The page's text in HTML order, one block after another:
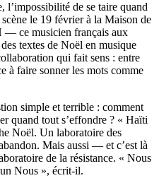
l’impossibilité de se taire quand
le 19 février à la Maison de
— ce musicien français aux
textes de Noël en musique
qui fait sens : entre
à faire sonner les mots comme
simple et terrible : comment
quand tout s’effondre ? « Haïti
Noël. Un laboratoire des
Mais aussi — et c’est là
de la résistance. « Nous
Nous », écrit-il.